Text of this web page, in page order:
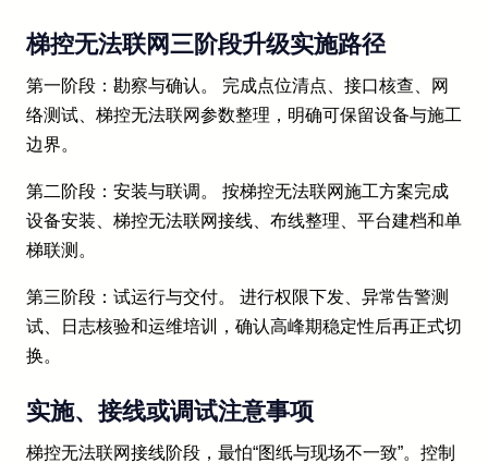
梯控无法联网三阶段升级实施路径
第一阶段：勘察与确认。 完成点位清点、接口核查、网
络测试、梯控无法联网参数整理，明确可保留设备与施工
边界。
第二阶段：安装与联调。 按梯控无法联网施工方案完成
设备安装、梯控无法联网接线、布线整理、平台建档和单
梯联测。
第三阶段：试运行与交付。 进行权限下发、异常告警测
试、日志核验和运维培训，确认高峰期稳定性后再正式切
换。
实施、接线或调试注意事项
梯控无法联网接线阶段，最怕“图纸与现场不一致”。控制